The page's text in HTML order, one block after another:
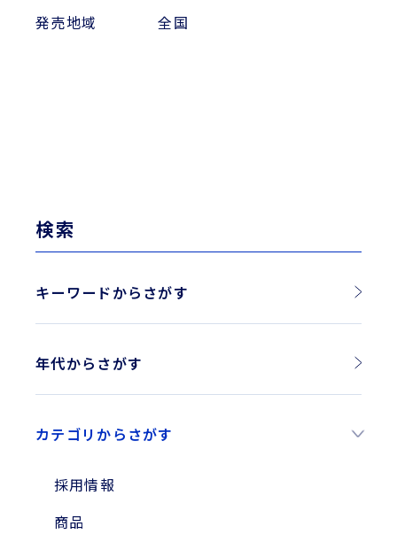
検索
キーワードからさがす
年代からさがす
2025年
2024年
2023年
カテゴリからさがす
採用情報
商品
発売地域 全国